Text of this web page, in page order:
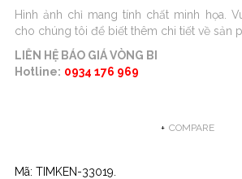
Hình ảnh chỉ mang tính chất minh họa.
cho chúng tôi để biết thêm chi tiết về sản
LIÊN HỆ BÁO GIÁ VÒNG BI
Hotline: 0934 176 969
COMPARE
Mã: TIMKEN-33019